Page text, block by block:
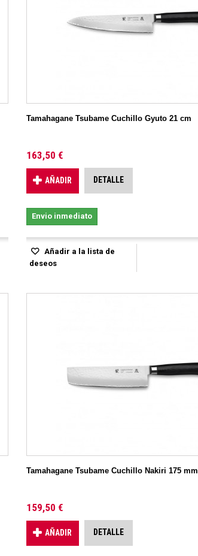
Tamahagane Tsubame Cuchillo Gyuto 21 cm
163,50 €
AÑADIR DETALLE
Envio inmediato
Añadir a la lista de
deseos
Tamahagane Tsubame Cuchillo Nakiri 175 mm
159,50 €
AÑADIR DETALLE